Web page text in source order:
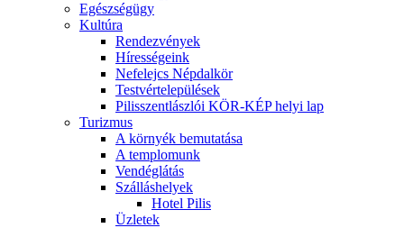
Egészségügy
Kultúra
Rendezvények
Hírességeink
Nefelejcs Népdalkör
Testvértelepülések
Pilisszentlászlói KÖR-KÉP helyi lap
Turizmus
A környék bemutatása
A templomunk
Vendéglátás
Szálláshelyek
Hotel Pilis
Üzletek